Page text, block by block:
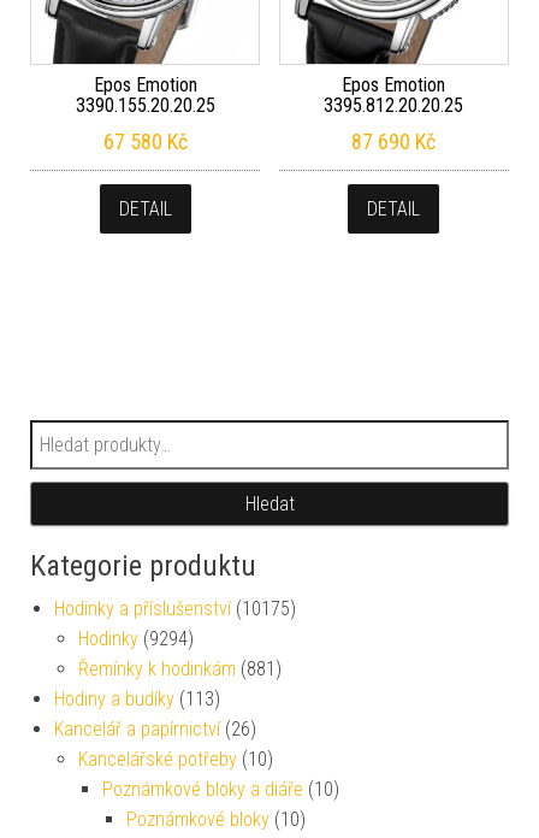
Epos Emotion
3390.155.20.20.25
67 580 Kč
DETAIL
Epos Emotion
3395.812.20.20.25
87 690 Kč
DETAIL
Hledat:
Hledat
Kategorie produktu
Hodinky a příslušenství (10175)
Hodinky (9294)
Řemínky k hodinkám (881)
Hodiny a budíky (113)
Kancelář a papírnictví (26)
Kancelářské potřeby (10)
Poznámkové bloky a diáře (10)
Poznámkové bloky (10)